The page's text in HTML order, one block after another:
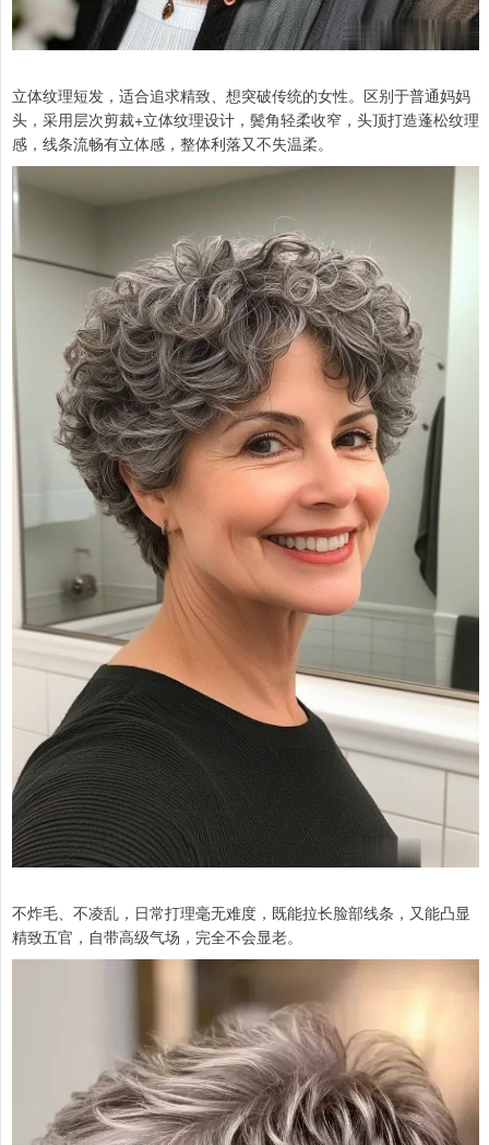
立体纹理短发，适合追求精致、想突破传统的女性。区别于普通妈妈
头，采用层次剪裁+立体纹理设计，鬓角轻柔收窄，头顶打造蓬松纹理
感，线条流畅有立体感，整体利落又不失温柔。
不炸毛、不凌乱，日常打理毫无难度，既能拉长脸部线条，又能凸显
精致五官，自带高级气场，完全不会显老。